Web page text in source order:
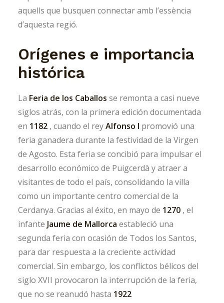
aquells que busquen connectar amb l’essència
d’aquesta regió.
Orígenes e importancia
histórica
La Feria de los Caballos se remonta a casi nueve
siglos atrás, con la primera edición documentada
en 1182 , cuando el reyAlfonso I promovió una
feria ganadera durante la festividad de la Virgen
de Agosto. Esta feria se concibió para impulsar el
desarrollo económico de Puigcerdà y atraer a
visitantes de todo el país, consolidando la villa
como un importante centro comercial de la
Cerdanya. Gracias al éxito, en mayo de 1270 , el
infante Jaume de Mallorca estableció una
segunda feria con ocasión de Todos los Santos,
para dar respuesta a la creciente actividad
comercial. Sin embargo, los conflictos bélicos del
siglo XVII provocaron la interrupción de la feria,
que no se reanudó hasta 1922